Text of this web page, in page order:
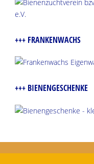
+++ FRANKENWACHS
+++ BIENENGESCHENKE